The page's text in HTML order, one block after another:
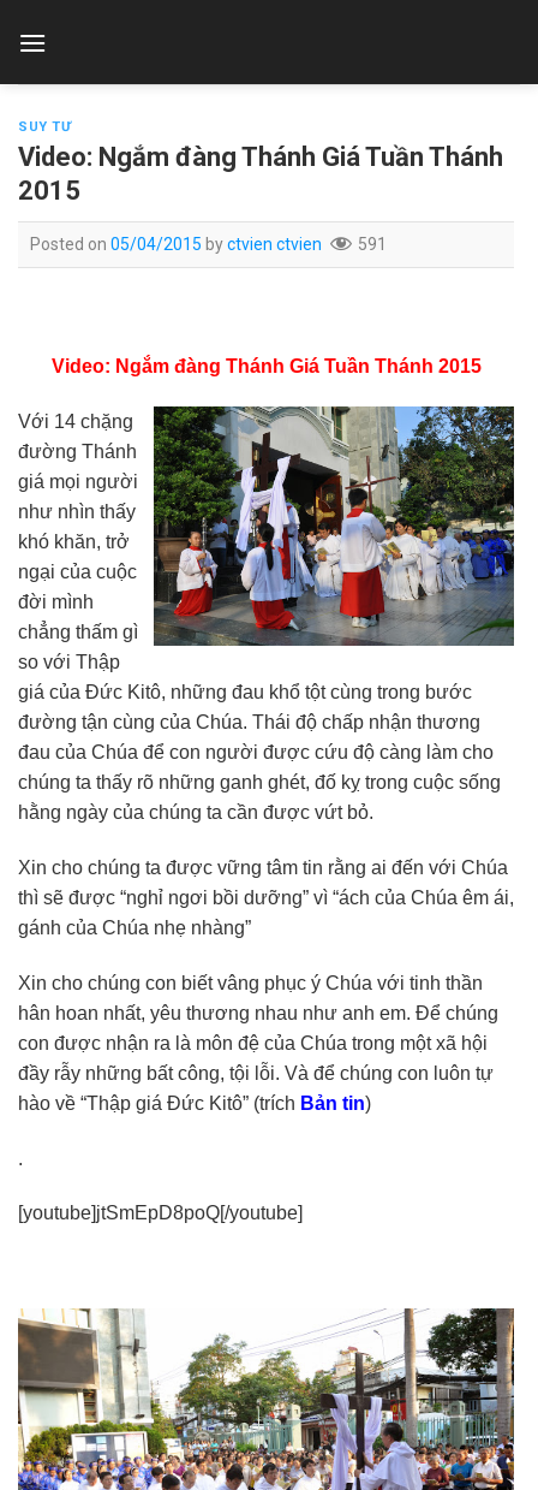
SUY TƯ
Video: Ngắm đàng Thánh Giá Tuần Thánh
2015
Posted on 05/04/2015 byctvien ctvien 591
Video: Ngắm đàng Thánh Giá Tuần Thánh 2015
Với 14 chặng
đường Thánh
giá mọi người
như nhìn thấy
khó khăn, trở
ngại của cuộc
đời mình
chẳng thấm gì
so với Thập
giá của Đức Kitô, những đau khổ tột cùng trong bước
đường tận cùng của Chúa. Thái độ chấp nhận thương
đau của Chúa để con người được cứu độ càng làm cho
chúng ta thấy rõ những ganh ghét, đố kỵ trong cuộc sống
hằng ngày của chúng ta cần được vứt bỏ.
Xin cho chúng ta được vững tâm tin rằng ai đến với Chúa
thì sẽ được “nghỉ ngơi bồi dưỡng” vì “ách của Chúa êm ái,
gánh của Chúa nhẹ nhàng”
Xin cho chúng con biết vâng phục ý Chúa với tinh thần
hân hoan nhất, yêu thương nhau như anh em. Để chúng
con được nhận ra là môn đệ của Chúa trong một xã hội
đầy rẫy những bất công, tội lỗi. Và để chúng con luôn tự
hào về “Thập giá Đức Kitô” (trích Bản tin)
.
[youtube]jtSmEpD8poQ[/youtube]